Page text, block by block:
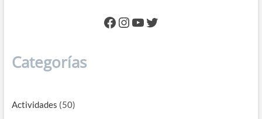
Facebook
Instagram
YouTube
Twitter
Categorías
Actividades (50)